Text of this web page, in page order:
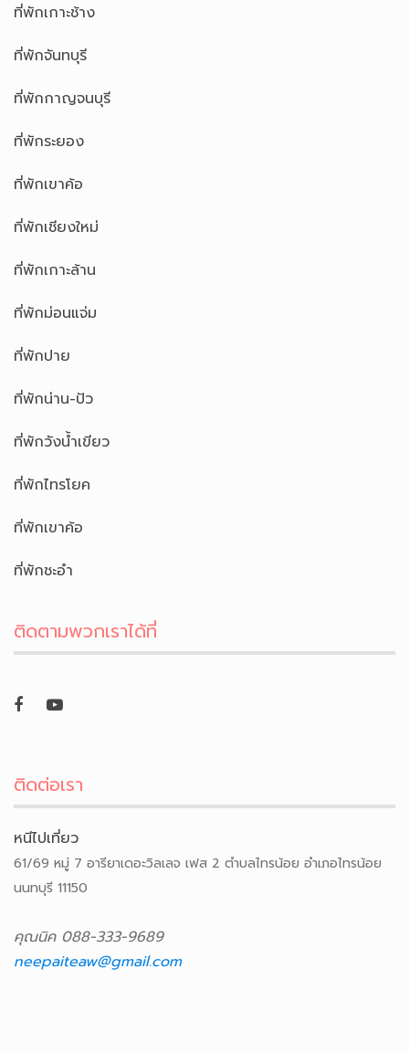
ที่พักเกาะช้าง
ที่พักจันทบุรี
ที่พักกาญจนบุรี
ที่พักระยอง
ที่พักเขาค้อ
ที่พักเชียงใหม่
ที่พักเกาะล้าน
ที่พักม่อนแจ่ม
ที่พักปาย
ที่พักน่าน-ปัว
ที่พักวังน้ำเขียว
ที่พักไทรโยค
ที่พักเขาค้อ
ที่พักชะอำ
ติดตามพวกเราได้ที่
ติดต่อเรา
หนีไปเที่ยว
61/69 หมู่ 7 อารียาเดอะวิลเลจ เฟส 2 ตำบลไทรน้อย อำเภอไทรน้อย
นนทบุรี 11150
คุณนิค 088-333-9689
neepaiteaw@gmail.com